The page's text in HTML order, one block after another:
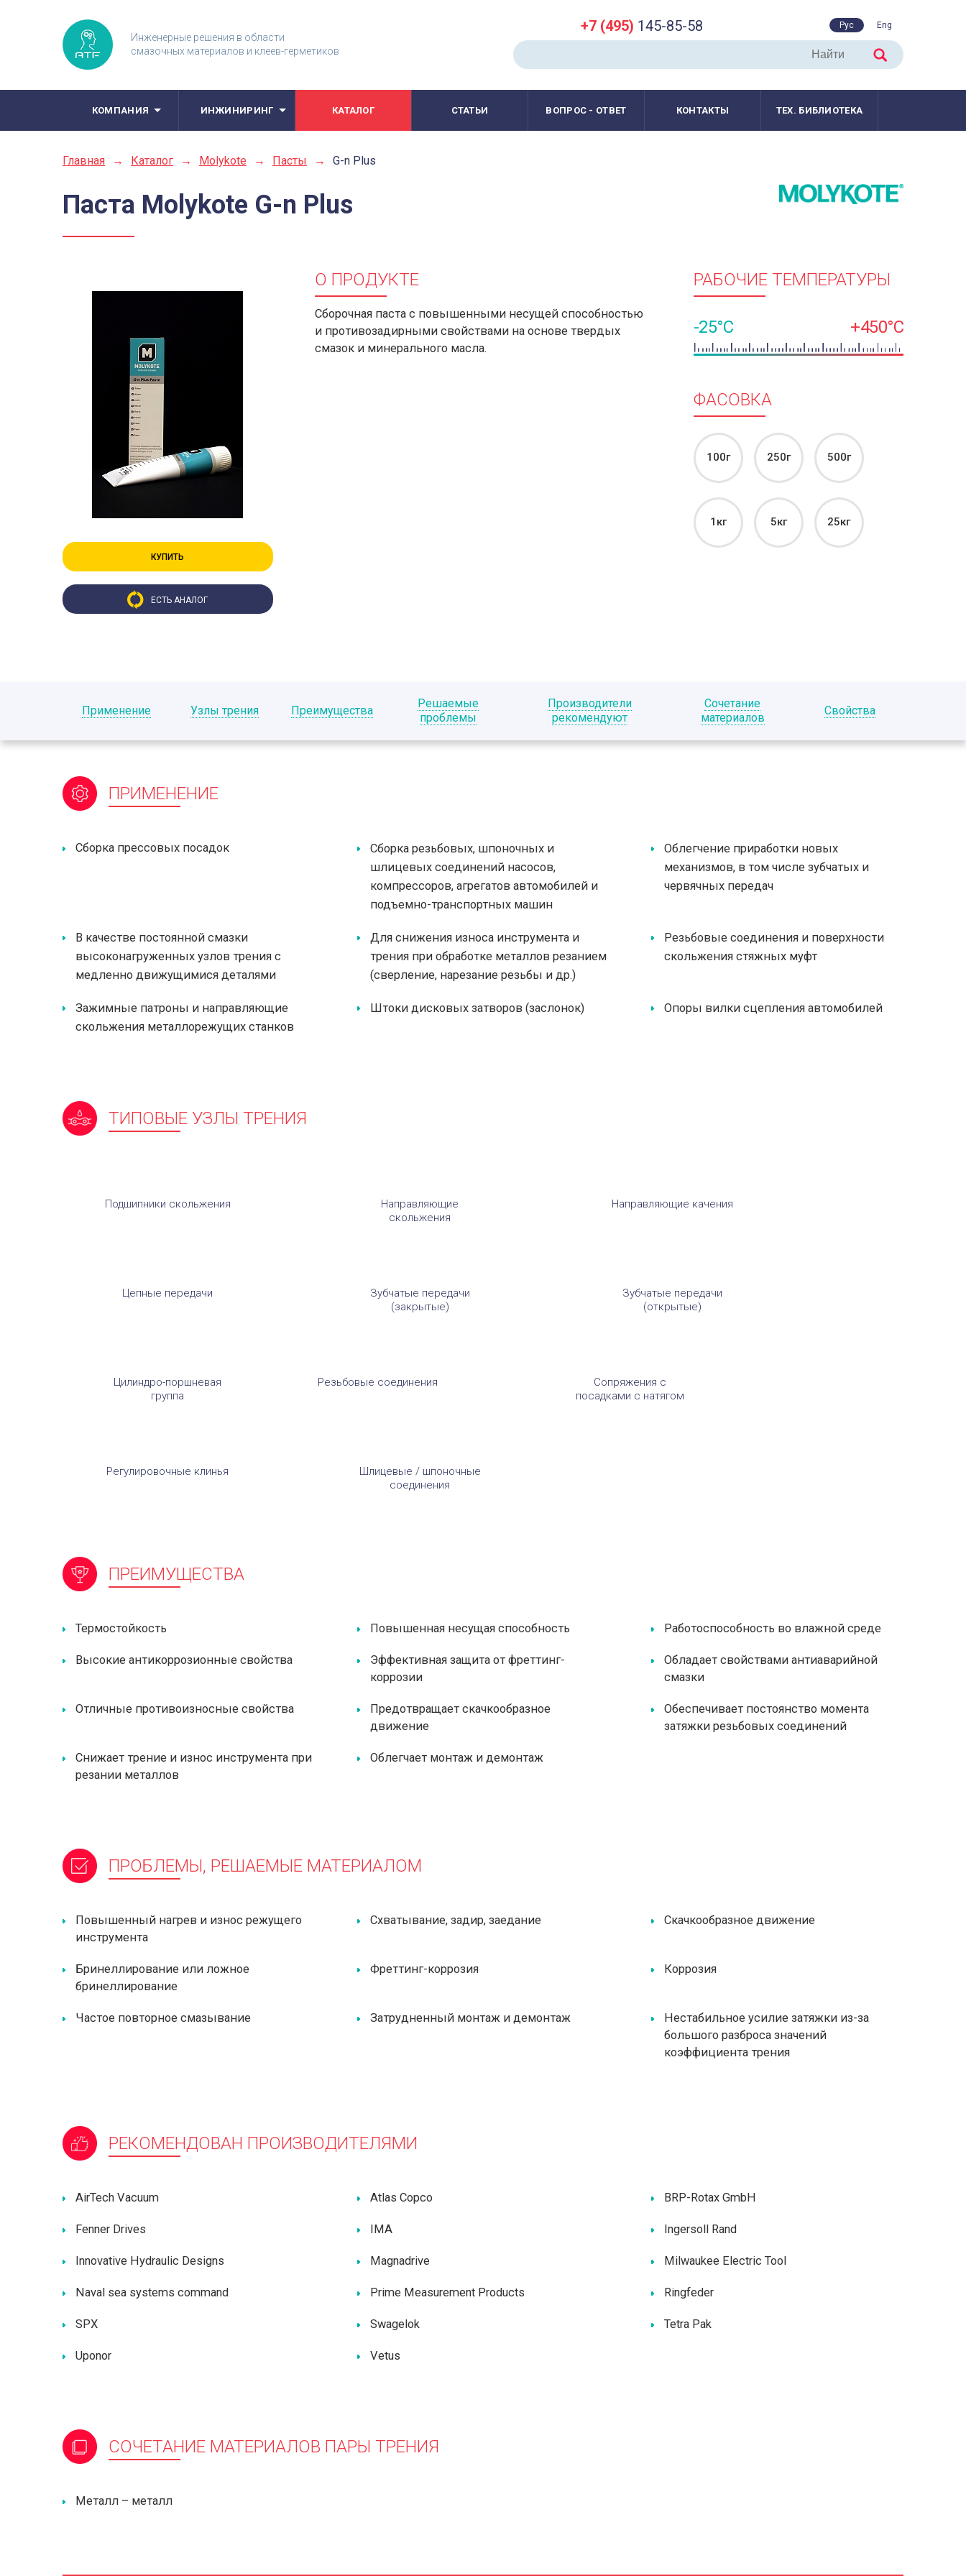
Инженерные решения в области
смазочных материалов и клеев-герметиков
+7 (495) 145-85-58 Рус Eng
КОМПАНИЯ ИНЖИНИРИНГ КАТАЛОГ СТАТЬИ ВОПРОС - ОТВЕТ КОНТАКТЫ ТЕХ. БИБЛИОТЕКА
Главная → Каталог → Molykote → Пасты → G-n Plus
Паста Molykote G-n Plus
КУПИТЬ
ЕСТЬ АНАЛОГ
О ПРОДУКТЕ
Сборочная паста с повышенными несущей способностью
и противозадирными свойствами на основе твердых
смазок и минерального масла.
РАБОЧИЕ ТЕМПЕРАТУРЫ
-25°C +450°C
ФАСОВКА
100г 250г 500г
1кг 5кг 25кг
Применение Узлы трения Преимущества
Решаемые
проблемы
Производители
рекомендуют
Сочетание
материалов
Свойства
ПРИМЕНЕНИЕ
Сборка прессовых посадок
Сборка резьбовых, шпоночных и
шлицевых соединений насосов,
компрессоров, агрегатов автомобилей и
подъемно-транспортных машин
Облегчение приработки новых
механизмов, в том числе зубчатых и
червячных передач
В качестве постоянной смазки
высоконагруженных узлов трения с
медленно движущимися деталями
Для снижения износа инструмента и
трения при обработке металлов резанием
(сверление, нарезание резьбы и др.)
Резьбовые соединения и поверхности
скольжения стяжных муфт
Зажимные патроны и направляющие
скольжения металлорежущих станков
Штоки дисковых затворов (заслонок) Опоры вилки сцепления автомобилей
ТИПОВЫЕ УЗЛЫ ТРЕНИЯ
Подшипники скольжения
Направляющие
скольжения
Направляющие качения
Цепные передачи
Зубчатые передачи
(закрытые)
Зубчатые передачи
(открытые)
Цилиндро-поршневая
группа
Резьбовые соединения
Сопряжения с
посадками с натягом
Регулировочные клинья
Шлицевые / шпоночные
соединения
ПРЕИМУЩЕСТВА
Термостойкость Повышенная несущая способность Работоспособность во влажной среде
Высокие антикоррозионные свойства
Эффективная защита от фреттинг-
коррозии
Обладает свойствами антиаварийной
смазки
Отличные противоизносные свойства
Предотвращает скачкообразное
движение
Обеспечивает постоянство момента
затяжки резьбовых соединений
Снижает трение и износ инструмента при
резании металлов
Облегчает монтаж и демонтаж
ПРОБЛЕМЫ, РЕШАЕМЫЕ МАТЕРИАЛОМ
Повышенный нагрев и износ режущего
инструмента
Схватывание, задир, заедание Скачкообразное движение
Бринеллирование или ложное
бринеллирование
Фреттинг-коррозия Коррозия
Частое повторное смазывание Затрудненный монтаж и демонтаж
Нестабильное усилие затяжки из-за
большого разброса значений
коэффициента трения
РЕКОМЕНДОВАН ПРОИЗВОДИТЕЛЯМИ
AirTech Vacuum Atlas Copco BRP-Rotax GmbH
Fenner Drives IMA Ingersoll Rand
Innovative Hydraulic Designs Magnadrive Milwaukee Electric Tool
Naval sea systems command Prime Measurement Products Ringfeder
SPX Swagelok Tetra Pak
Uponor Vetus
СОЧЕТАНИЕ МАТЕРИАЛОВ ПАРЫ ТРЕНИЯ
Металл – металл